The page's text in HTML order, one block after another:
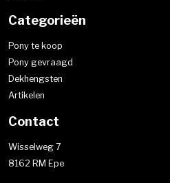
Categorieën
Pony te koop
Pony gevraagd
Dekhengsten
Artikelen
Contact
Wisselweg 7
8162 RM Epe